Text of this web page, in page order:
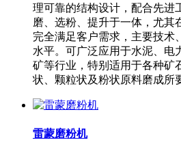
理可靠的结构设计，配合先进
磨、选粉、提升于一体，尤其
完全满足客户需求，主要技术
水平。可广泛应用于水泥、电
矿等行业，特别适用于各种矿
状、颗粒状及粉状原料磨成所
雷蒙磨粉机